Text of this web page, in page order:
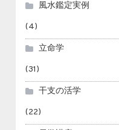
風水鑑定実例
(4)
立命学
(31)
干支の活学
(22)